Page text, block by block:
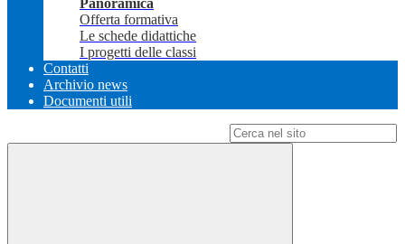
Panoramica
Offerta formativa
Le schede didattiche
I progetti delle classi
Contatti
Archivio news
Documenti utili